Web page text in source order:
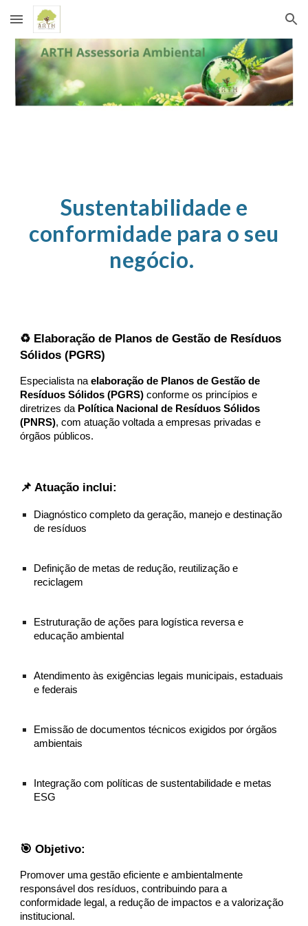
Skip to main content Skip to navigation
Sustentabilidade e
conformidade para o seu
negócio.
♻️ Elaboração de Planos de Gestão de Resíduos
Sólidos (PGRS)
Especialista naelaboração de Planos de Gestão de
Resíduos Sólidos (PGRS) conforme os princípios e
diretrizes da Política Nacional de Resíduos Sólidos
(PNRS), com atuação voltada a empresas privadas e
órgãos públicos.
📌 Atuação inclui:
Diagnóstico completo da geração, manejo e destinação
de resíduos
Definição de metas de redução, reutilização e
reciclagem
Estruturação de ações para logística reversa e
educação ambiental
Atendimento às exigências legais municipais, estaduais
e federais
Emissão de documentos técnicos exigidos por órgãos
ambientais
Integração com políticas de sustentabilidade e metas
ESG
🎯 Objetivo:
Promover uma gestão eficiente e ambientalmente
responsável dos resíduos, contribuindo para a
conformidade legal, a redução de impactos e a valorização
institucional.